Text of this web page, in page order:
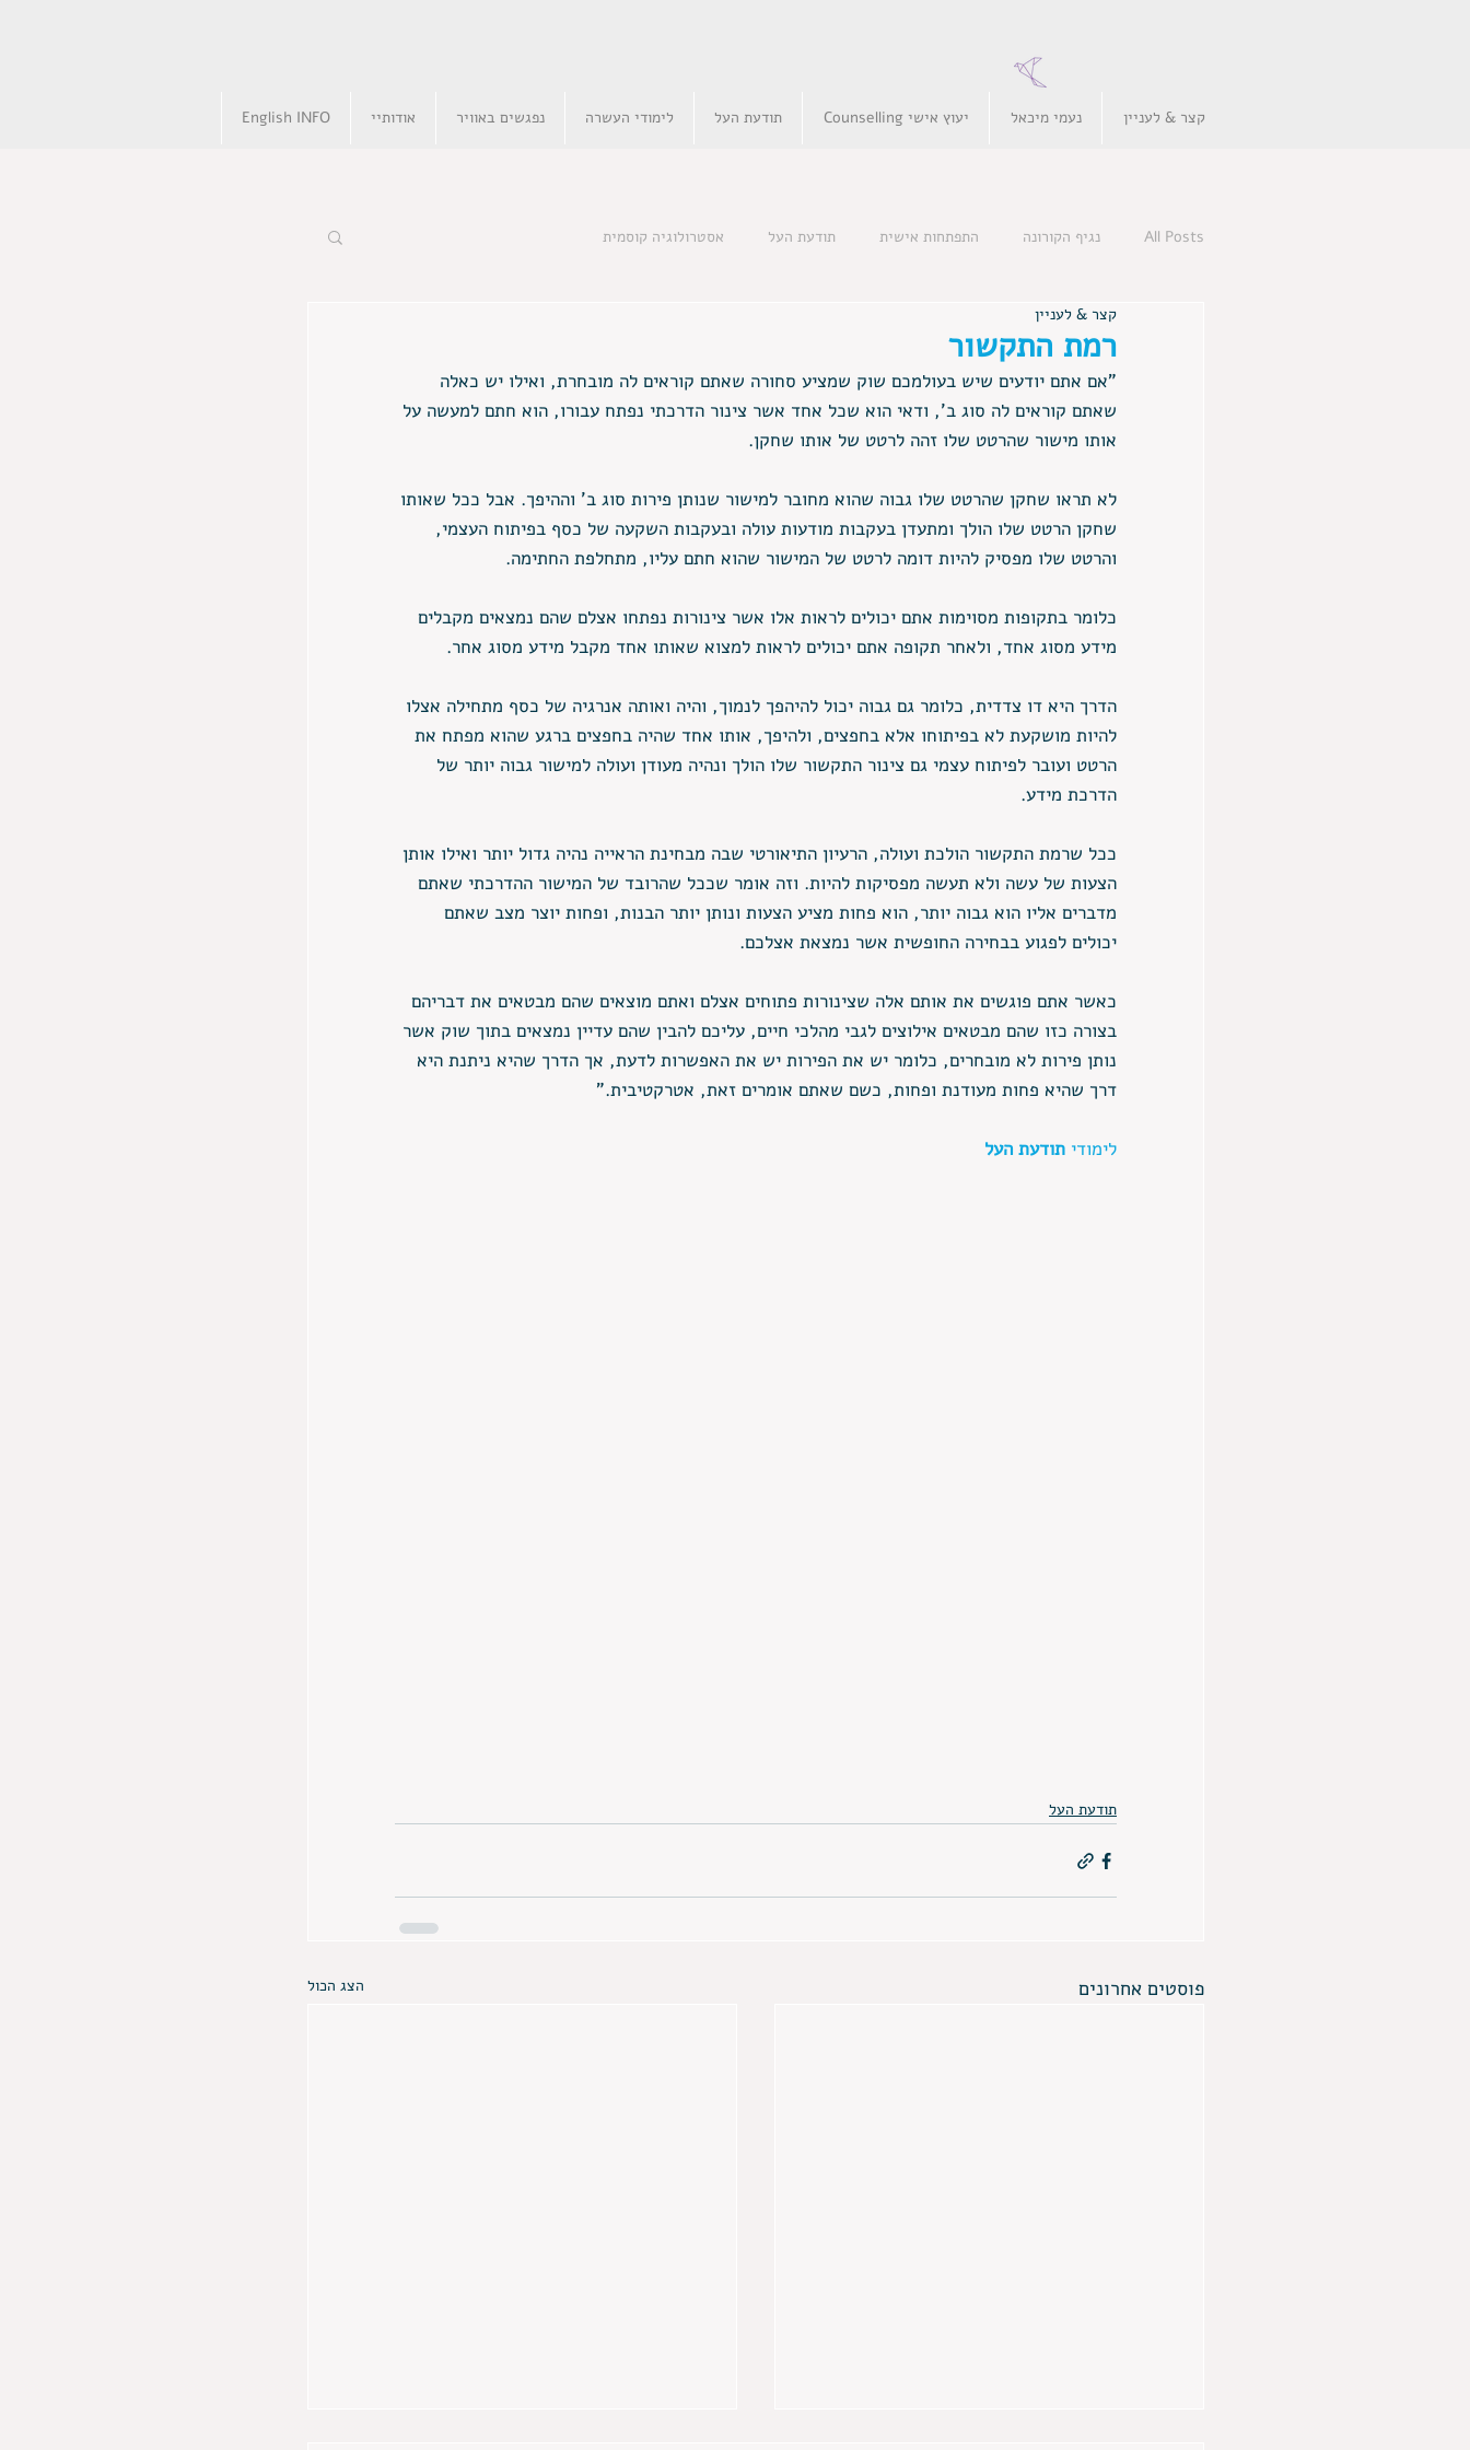
קצר & לעניין נעמי מיכאל יעוץ אישי Counselling תודעת העל לימודי העשרה נפגשים באוויר אודותיי English INFO
All Posts נגיף הקורונה התפתחות אישית תודעת העל אסטרולוגיה קוסמית
רמת התקשור
קצר & לעניין
"אם אתם יודעים שיש בעולמכם שוק שמציע סחורה שאתם קוראים לה מובחרת, ואילו יש כאלה
שאתם קוראים לה סוג ב', ודאי הוא שכל אחד אשר צינור הדרכתי נפתח עבורו, הוא חתם למעשה על
אותו מישור שהרטט שלו זהה לרטט של אותו שחקן.
לא תראו שחקן שהרטט שלו גבוה שהוא מחובר למישור שנותן פירות סוג ב' וההיפך. אבל ככל שאותו
שחקן הרטט שלו הולך ומתעדן בעקבות מודעות עולה ובעקבות השקעה של כסף בפיתוח העצמי,
והרטט שלו מפסיק להיות דומה לרטט של המישור שהוא חתם עליו, מתחלפת החתימה.
כלומר בתקופות מסוימות אתם יכולים לראות אלו אשר צינורות נפתחו אצלם שהם נמצאים מקבלים
מידע מסוג אחד, ולאחר תקופה אתם יכולים לראות למצוא שאותו אחד מקבל מידע מסוג אחר.
הדרך היא דו צדדית, כלומר גם גבוה יכול להיהפך לנמוך, והיה ואותה אנרגיה של כסף מתחילה אצלו
להיות מושקעת לא בפיתוחו אלא בחפצים, ולהיפך, אותו אחד שהיה בחפצים ברגע שהוא מפתח את
הרטט ועובר לפיתוח עצמי גם צינור התקשור שלו הולך ונהיה מעודן ועולה למישור גבוה יותר של
הדרכת מידע.
ככל שרמת התקשור הולכת ועולה, הרעיון התיאורטי שבה מבחינת הראייה נהיה גדול יותר ואילו אותן
הצעות של עשה ולא תעשה מפסיקות להיות. וזה אומר שככל שהרובד של המישור ההדרכתי שאתם
מדברים אליו הוא גבוה יותר, הוא פחות מציע הצעות ונותן יותר הבנות, ופחות יוצר מצב שאתם
יכולים לפגוע בבחירה החופשית אשר נמצאת אצלכם.
כאשר אתם פוגשים את אותם אלה שצינורות פתוחים אצלם ואתם מוצאים שהם מבטאים את דבריהם
בצורה כזו שהם מבטאים אילוצים לגבי מהלכי חיים, עליכם להבין שהם עדיין נמצאים בתוך שוק אשר
נותן פירות לא מובחרים, כלומר יש את הפירות יש את האפשרות לדעת, אך הדרך שהיא ניתנת היא
דרך שהיא פחות מעודנת ופחות, כשם שאתם אומרים זאת, אטרקטיבית."
לימודי תודעת העל
תודעת העל
פוסטים אחרונים הצג הכול